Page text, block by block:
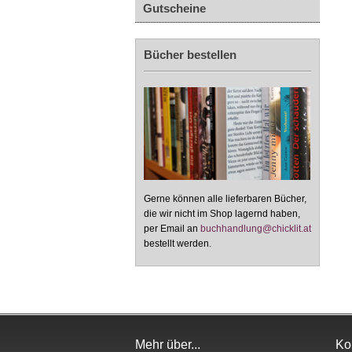
Gutscheine
Bücher bestellen
Gerne können alle lieferbaren Bücher,
die wir nicht im Shop lagernd haben,
per Email an buchhandlung@chicklit.at
bestellt werden.
Mehr über...